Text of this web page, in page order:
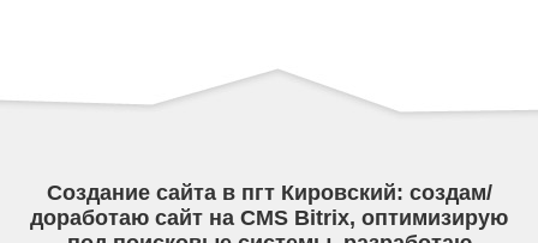
Создание сайта в пгт Кировский: создам/
доработаю сайт на CMS Bitrix, оптимизирую